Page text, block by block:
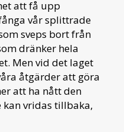
att få upp
vår splittrade
sveps bort från
dränker hela
Men vid det laget
åtgärder att göra
att ha nått den
vridas tillbaka,